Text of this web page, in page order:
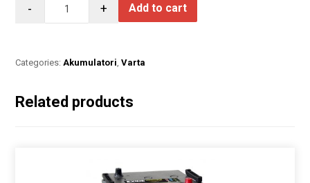
- + Add to cart
Categories: Akumulatori ,Varta
Related products